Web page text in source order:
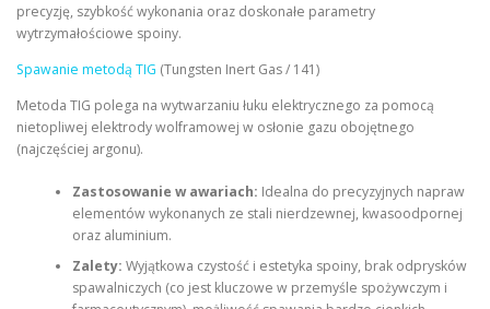
precyzję, szybkość wykonania oraz doskonałe parametry
wytrzymałościowe spoiny.
Spawanie metodą TIG (Tungsten Inert Gas / 141)
Metoda TIG polega na wytwarzaniu łuku elektrycznego za pomocą
nietopliwej elektrody wolframowej w osłonie gazu obojętnego
(najczęściej argonu).
Zastosowanie w awariach: Idealna do precyzyjnych napraw
elementów wykonanych ze stali nierdzewnej, kwasoodpornej
oraz aluminium.
Zalety: Wyjątkowa czystość i estetyka spoiny, brak odprysków
spawalniczych (co jest kluczowe w przemyśle spożywczym i